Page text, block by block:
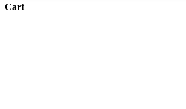
Cart